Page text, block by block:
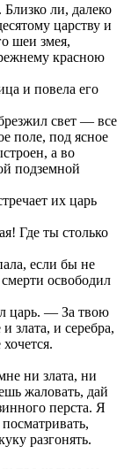
ли, далеко
царству и
шеи змея,
красною
и повела его
свет — все
поле, под ясное
а во
подземной
их царь
Где ты столько
если бы не
освободил
царь. — За твою
злата, и серебра,
ни злата, ни
жаловать, дай
перста. Я
разгонять.